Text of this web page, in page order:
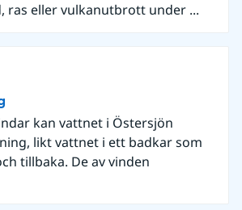
ras eller vulkanutbrott under ...
kan vattnet i Östersjön
likt vattnet i ett badkar som
tillbaka. De av vinden